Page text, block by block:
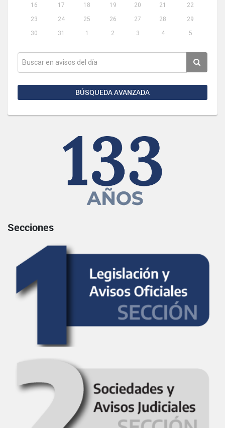
16
17 18 19 20 21
22
23
24 25 26 27 28
29
30
31 1 2 3 4 5
BÚSQUEDA AVANZADA
Secciones